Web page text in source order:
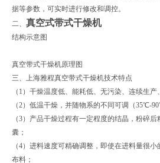
据等参数，可实时进行修改和调控。
二、 真空式带式干燥机
结构示意图
真空带式干燥机原理图
三、上海雅程真空带式干燥机技术特点
（1）干燥温度低、能耗低、无污染、连续生
（2）低温干燥，并随物系的不同可调（35℃-
（3）产品干燥过程有一定程度的结晶，粉碎
囊；
（4）进料速度可精确调整，即使在进料量很
布料；